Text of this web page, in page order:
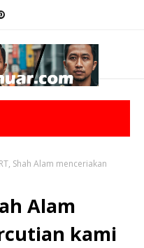
Shah Alam menceriakan
Alam
kami